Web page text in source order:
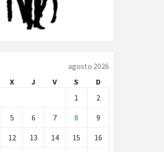
agosto 2026
X J V S
D
1
2
5 6 7 8 9
12 13 14 15 16